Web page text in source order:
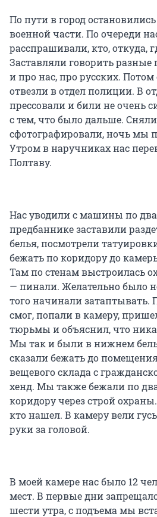
По пути в город
военной части. По очереди
расспрашивали, кто, откуда,
Заставляли говорить разные
и про нас, про русских.
отвезли в отдел полиции. В
прессовали и били не очень
с тем, что было дальше.
сфотографировали, ночь мы
Утром в наручниках нас
Полтаву.
Нас уводили с машины по
предбаннике заставили
белья, посмотрели
бежать по коридору до
Там по стенам выстроилась
— пинали. Желательно было
того начинали затаптывать.
смог, попали в камеру,
тюрьмы и объяснил, что
Мы так и были в нижнем
сказали бежать до
вещевого склада с
хенд. Мы также бежали по
коридору через строй
кто нашел. В камеру вели
руки за головой.
В моей камере нас было 12
мест. В первые дни
шести утра, с подъема мы